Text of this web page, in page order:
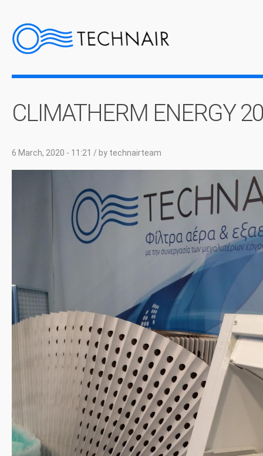
CLIMATHERM ENERGY
6 March, 2020 - 11:21 / by technairteam